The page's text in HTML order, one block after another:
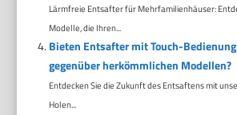
Lärmfreie Entsafter für Mehrfamilienhäuser:
Modelle, die Ihren...
Bieten Entsafter mit Touch-
gegenüber herkömmlichen Modellen?
Entdecken Sie die Zukunft des Entsaftens mit
Holen...